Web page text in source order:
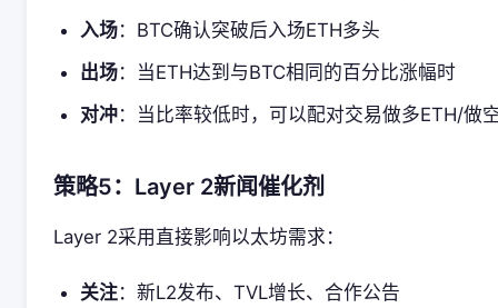
入场：BTC确认突破后入场ETH多头
出场：当ETH达到与BTC相同的百分比涨幅时
对冲：当比率较低时，可以配对交易做多ETH/做
策略5：Layer 2新闻催化剂
Layer 2采用直接影响以太坊需求：
关注：新L2发布、TVL增长、合作公告